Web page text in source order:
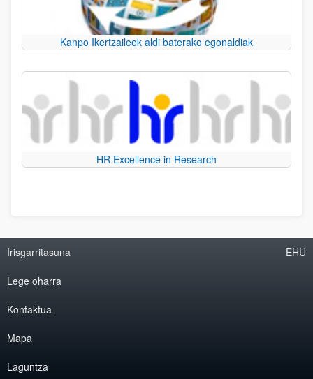
Kanpo Ikertzaileek aldi baterako egonaldiak
HR Excellence in Research
Irisgarritasuna
Lege oharra
Kontaktua
Mapa
Laguntza
EHU